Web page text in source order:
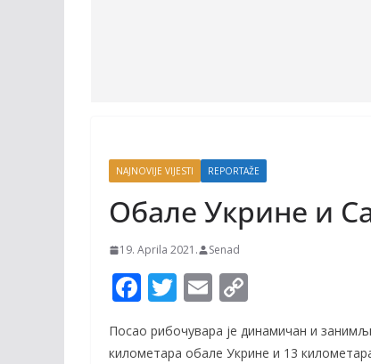
NAJNOVIJE VIJESTI REPORTAŽE
Обале Укрине и
19. Aprila 2021. Senad
F
ac
e
T
itt
E
ai p
Посао рибочувара је динамичан и
километара обале Укрине и 13